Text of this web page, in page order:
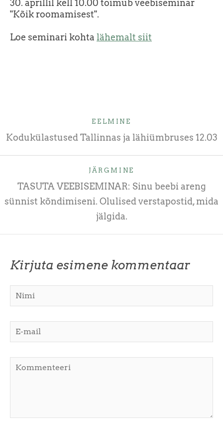
30. aprillil kell 10.00 toimub veebiseminar
"Kõik roomamisest".
Loe seminari kohta lähemalt siit
EELMINE
Kodukülastused Tallinnas ja lähiümbruses 12.03
JÄRGMINE
TASUTA VEEBISEMINAR: Sinu beebi areng
sünnist kõndimiseni. Olulised verstapostid, mida
jälgida.
Kirjuta esimene kommentaar